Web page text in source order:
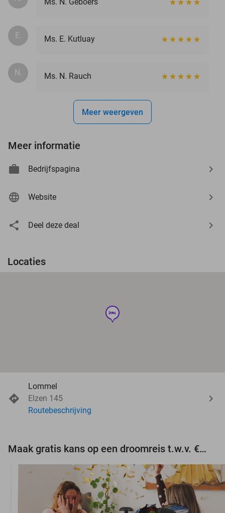
E. Ms. E. Kutluay
N. Ms. N. Rauch
Meer weergeven
Meer informatie
Bedrijfspagina
Website
Deel deze deal
Locaties
hotel
Lommel
Elzen 145
Routebeschrijving
Maak gratis kans op een droomreis t.w.v. €3.000!